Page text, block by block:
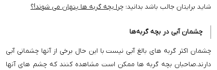
شاید برایتان جالب باشد بدانید: چرا بچه گربه ها پنهان می شوند!؟
چشمان آبی در بچه گربه‌ها
چشمان اکثر گربه های بالغ آبی نیست با این حال برخی از آنها چشمانی آبی
دارند.صاحبان بچه گربه ها ممکن است مشاهده کنند که چشم های آنها